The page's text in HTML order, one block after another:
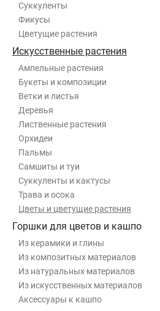
Суккуленты
Фикусы
Цветущие растения
Искусственные растения
Ампельные растения
Букеты и композиции
Ветки и листья
Деревья
Лиственные растения
Орхидеи
Пальмы
Самшиты и туи
Суккуленты и кактусы
Трава и осока
Цветы и цветущие растения
Горшки для цветов и кашпо
Из керамики и глины
Из композитных материалов
Из натуральных материалов
Из искусственных материалов
Аксессуары к кашпо